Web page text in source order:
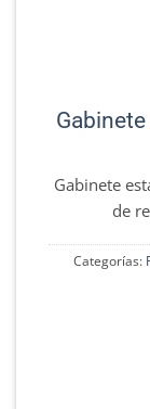
Gabinete
de
Categorías: